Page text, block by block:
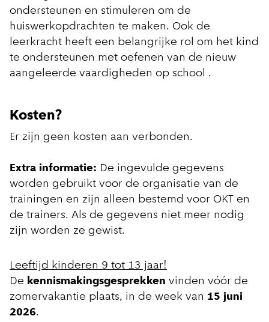
ondersteunen en stimuleren om de
huiswerkopdrachten te maken. Ook de
leerkracht heeft een belangrijke rol om het kind
te ondersteunen met oefenen van de nieuw
aangeleerde vaardigheden op school .
Kosten?
Er zijn geen kosten aan verbonden.
Extra informatie: De ingevulde gegevens
worden gebruikt voor de organisatie van de
trainingen en zijn alleen bestemd voor OKT en
de trainers. Als de gegevens niet meer nodig
zijn worden ze gewist.
Leeftijd kinderen 9 tot 13 jaar!
De kennismakingsgesprekken vinden vóór de
zomervakantie plaats, in de week van 15 juni
2026.